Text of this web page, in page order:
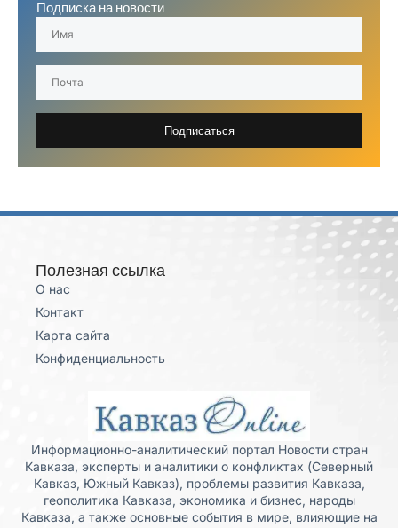
Подписка на новости
Подписаться
Полезная ссылка
О нас
Контакт
Карта сайта
Конфиденциальность
Информационно-аналитический портал Новости стран
Кавказа, эксперты и аналитики о конфликтах (Северный
Кавказ, Южный Кавказ), проблемы развития Кавказа,
геополитика Кавказа, экономика и бизнес, народы
Кавказа, а также основные события в мире, влияющие на